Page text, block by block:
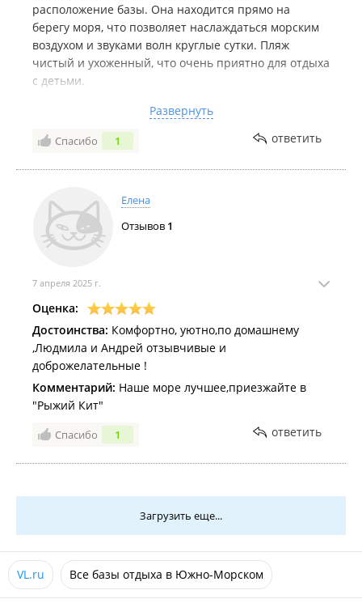
расположение базы. Она находится прямо на
берегу моря, что позволяет наслаждаться морским
воздухом и звуками волн круглые сутки. Пляж
чистый и ухоженный, что очень приятно для отдыха
с детьми.
Номера на турбазе комфортные и уютные, с всеми
необходимыми удобствами. Мы жили в домике с
видом на море, и это было просто потрясающе!
на море, то турбаза "Рыжий Кит" - это отличный
выбор! Мы обязательно вернемся сюда снова!
Развернуть
Спасибо 1 ответить
Елена
Отзывов 1
7 апреля 2025 г.
Оценка:
Достоинства: Комфортно, уютно,по домашнему
,Людмила и Андрей отзывчивые и
доброжелательные !
Комментарий: Наше море лучшее,приезжайте в
"Рыжий Кит"
Спасибо 1 ответить
Загрузить еще...
VL.ru Все базы отдыха в Южно-Морском